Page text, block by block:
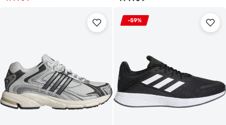
-59%